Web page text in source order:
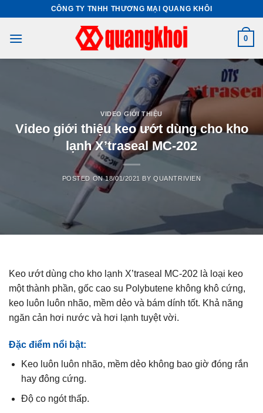
content
CÔNG TY TNHH THƯƠNG MẠI QUANG KHÔI
0
VIDEO GIỚI THIỆU
Video giới thiệu keo ướt dùng cho kho
lạnh X’traseal MC-202
POSTED ON18/01/2021 BYQUANTRIVIEN
Keo ướt dùng cho kho lạnh X’traseal MC-202 là loại keo
một thành phần, gốc cao su Polybutene không khô cứng,
keo luôn luôn nhão, mềm dẻo và bám dính tốt. Khả năng
ngăn cản hơi nước và hơi lạnh tuyệt vời.
Đặc điểm nổi bật:
Keo luôn luôn nhão, mềm dẻo không bao giờ đóng rắn
hay đông cứng.
Độ co ngót thấp.